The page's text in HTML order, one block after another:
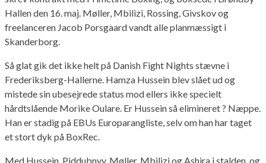
Hallen den 16. maj. Møller, Mbilizi, Rossing, Givskov og
freelanceren Jacob Porsgaard vandt alle planmæssigt i
Skanderborg.
Så glat gik det ikke helt på Danish Fight Nights stævne i
Frederiksberg-Hallerne. Hamza Hussein blev slået ud og
mistede sin ubesejrede status mod ellers ikke specielt
hårdtslående Morike Oulare. Er Hussein så elimineret ? Næppe.
Han er stadig på EBUs Europarangliste, selv om han har taget
et stort dyk på BoxRec.
Med Hussein, Piddubnyy, Møller, Mbilizi og Ashira i stalden, og